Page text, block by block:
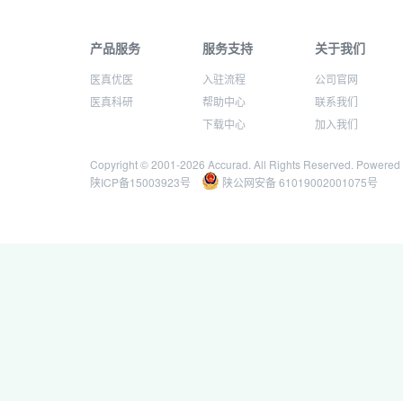
产品服务
医真优医
医真科研
服务支持
入驻流程
帮助中心
下载中心
关于我们
公司官网
联系我们
加入我们
Copyright © 2001-2026 Accurad. All Rights Reserved.
陕ICP备15003923号
陕公网安备 61019002001075号